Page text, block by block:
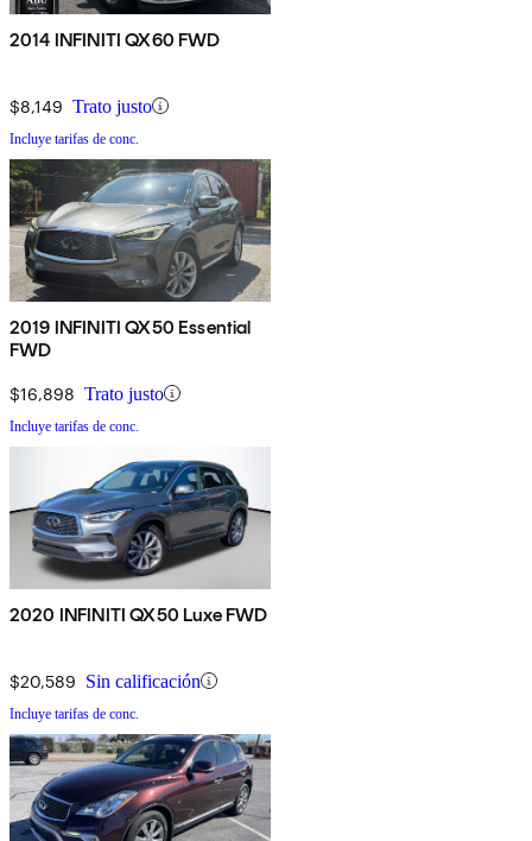
2014 INFINITI QX60 FWD
$8,149 Trato justo
Incluye tarifas de conc.
2019 INFINITI QX50 Essential
FWD
$16,898 Trato justo
Incluye tarifas de conc.
2020 INFINITI QX50 Luxe FWD
$20,589 Sin calificación
Incluye tarifas de conc.